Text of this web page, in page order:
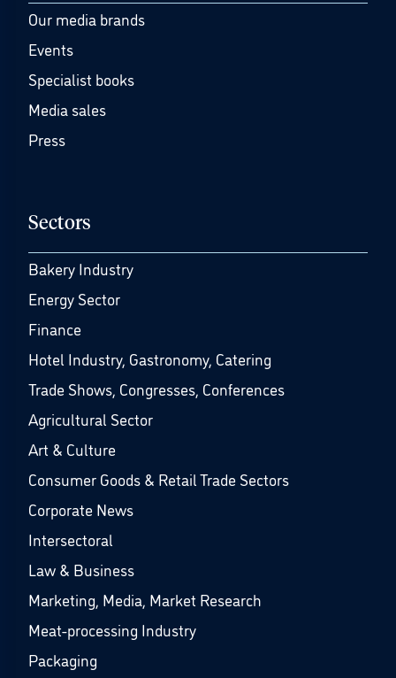
Our media brands
Events
Specialist books
Media sales
Press
Sectors
Bakery Industry
Energy Sector
Finance
Hotel Industry, Gastronomy, Catering
Trade Shows, Congresses, Conferences
Agricultural Sector
Art & Culture
Consumer Goods & Retail Trade Sectors
Corporate News
Intersectoral
Law & Business
Marketing, Media, Market Research
Meat-processing Industry
Packaging